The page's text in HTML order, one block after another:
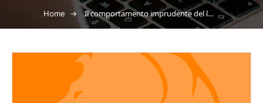
Home → Il comportamento imprudente del lavoratore non esclude la colpa del responsabile del cantiere